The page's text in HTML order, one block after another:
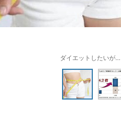
ダイエットしたいが…